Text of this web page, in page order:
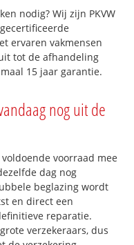
nodig? Wij zijn PKVW
ervaren vakmensen
tot de afhandeling
15 jaar garantie.
nog uit de
voorraad mee
dag nog
beglazing wordt
en direct een
reparatie.
verzekeraars, dus